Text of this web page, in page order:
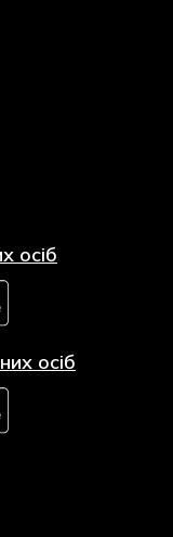
осіб
осіб